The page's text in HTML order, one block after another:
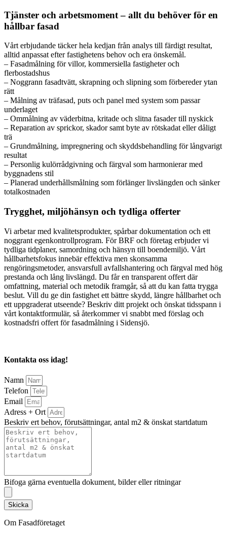
Tjänster och arbetsmoment – allt du behöver för en
hållbar fasad
Vårt erbjudande täcker hela kedjan från analys till färdigt resultat,
alltid anpassat efter fastighetens behov och era önskemål.
– Fasadmålning för villor, kommersiella fastigheter och
flerbostadshus
– Noggrann fasadtvätt, skrapning och slipning som förbereder ytan
rätt
– Målning av träfasad, puts och panel med system som passar
underlaget
– Ommålning av väderbitna, kritade och slitna fasader till nyskick
– Reparation av sprickor, skador samt byte av rötskadat eller dåligt
trä
– Grundmålning, impregnering och skyddsbehandling för långvarigt
resultat
– Personlig kulörrådgivning och färgval som harmonierar med
byggnadens stil
– Planerad underhållsmålning som förlänger livslängden och sänker
totalkostnaden
Trygghet, miljöhänsyn och tydliga offerter
Vi arbetar med kvalitetsprodukter, spårbar dokumentation och ett
noggrant egenkontrollprogram. För BRF och företag erbjuder vi
tydliga tidplaner, samordning och hänsyn till boendemiljö. Vårt
hållbarhetsfokus innebär effektiva men skonsamma
rengöringsmetoder, ansvarsfull avfallshantering och färgval med hög
prestanda och lång livslängd. Du får en transparent offert där
omfattning, material och metodik framgår, så att du kan fatta trygga
beslut. Vill du ge din fastighet ett bättre skydd, längre hållbarhet och
ett uppgraderat utseende? Beskriv ditt projekt och önskat tidsspann i
vårt kontaktformulär, så återkommer vi snabbt med förslag och
kostnadsfri offert för fasadmålning i Sidensjö.
Kontakta oss idag!
Namn
Telefon
Email
Adress + Ort
Beskriv ert behov, förutsättningar, antal m2 & önskat startdatum
Bifoga gärna eventuella dokument, bilder eller ritningar
Skicka
Om Fasadföretaget